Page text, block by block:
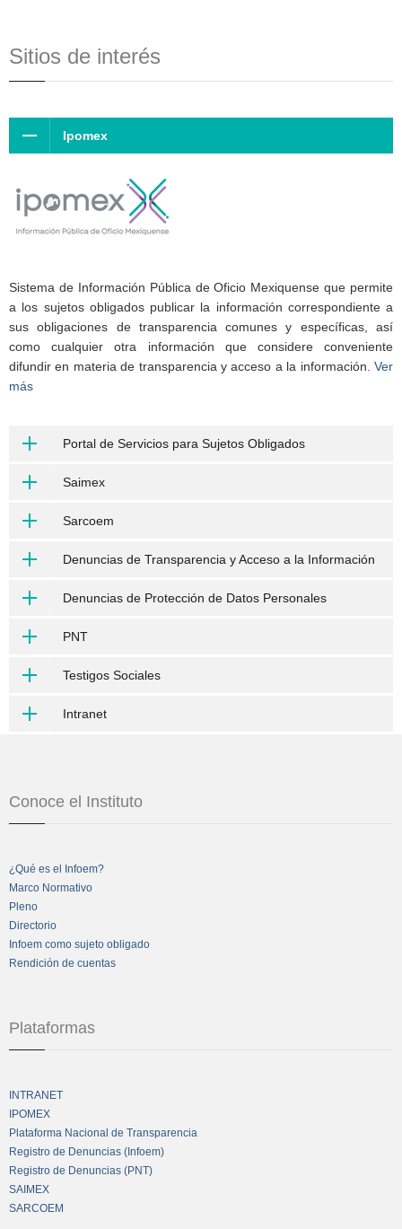
Sitios de interés
Ipomex
Sistema de Información Pública de Oficio Mexiquense que permite
a los sujetos obligados publicar la información correspondiente a
sus obligaciones de transparencia comunes y específicas, así
como cualquier otra información que considere conveniente
difundir en materia de transparencia y acceso a la información. Ver
más
Portal de Servicios para Sujetos Obligados
Saimex
Sarcoem
Denuncias de Transparencia y Acceso a la Información
Denuncias de Protección de Datos Personales
PNT
Testigos Sociales
Intranet
Conoce el Instituto
¿Qué es el Infoem?
Marco Normativo
Pleno
Directorio
Infoem como sujeto obligado
Rendición de cuentas
Plataformas
INTRANET
IPOMEX
Plataforma Nacional de Transparencia
Registro de Denuncias (Infoem)
Registro de Denuncias (PNT)
SAIMEX
SARCOEM